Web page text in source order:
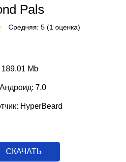
Pals
Средняя: 5 (1 оценкa)
Mb
7.0
HyperBeard
СКАЧАТЬ